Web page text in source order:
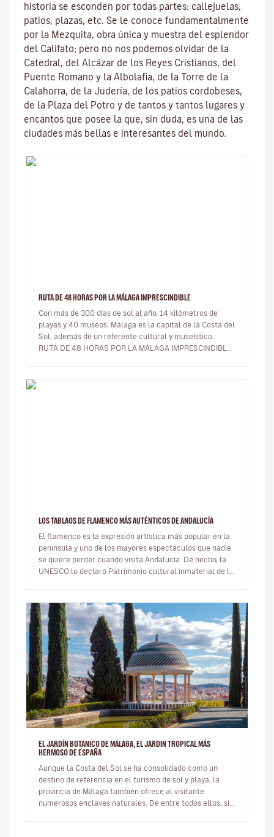
historia se esconden por todas partes: callejuelas,
patios, plazas, etc. Se le conoce fundamentalmente
por la Mezquita, obra única y muestra del esplendor
del Califato; pero no nos podemos olvidar de la
Catedral, del Alcázar de los Reyes Cristianos, del
Puente Romano y la Albolafia, de la Torre de la
Calahorra, de la Juderí­a, de los patios cordobeses,
de la Plaza del Potro y de tantos y tantos lugares y
encantos que posee la que, sin duda, es una de las
ciudades más bellas e interesantes del mundo.
RUTA DE 48 HORAS POR LA MÁLAGA IMPRESCINDIBLE
Con más de 300 días de sol al año, 14 kilómetros de
playas y 40 museos, Málaga es la capital de la Costa del
Sol, además de un referente cultural y museístico.
RUTA DE 48 HORAS POR LA MÁLAGA IMPRESCINDIBLE
LOS TABLAOS DE FLAMENCO MÁS AUTÉNTICOS DE ANDALUCÍA
El flamenco es la expresión artística más popular en la
península y uno de los mayores espectáculos que nadie
se quiere perder cuando visita Andalucía. De hecho, la
UNESCO lo declaró Patrimonio cultural inmaterial de la
EL JARDÍN BOTANICO DE MÁLAGA, EL JARDIN TROPICAL MÁS
HERMOSO DE ESPAÑA
Aunque la Costa del Sol se ha consolidado como un
destino de referencia en el turismo de sol y playa, la
provincia de Málaga también ofrece al visitante
numerosos enclaves naturales. De entre todos ellos, sin